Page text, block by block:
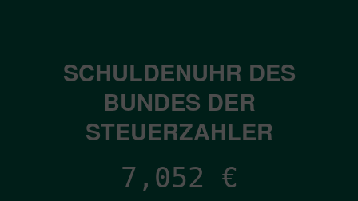
SCHULDENUHR DES
BUNDES DER
STEUERZAHLER
7,052 €